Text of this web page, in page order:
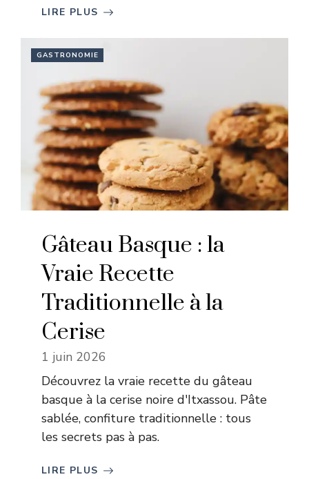
LIRE PLUS
GASTRONOMIE
Gâteau Basque : la
Vraie Recette
Traditionnelle à la
Cerise
1 juin 2026
Découvrez la vraie recette du gâteau
basque à la cerise noire d'Itxassou. Pâte
sablée, confiture traditionnelle : tous
les secrets pas à pas.
LIRE PLUS